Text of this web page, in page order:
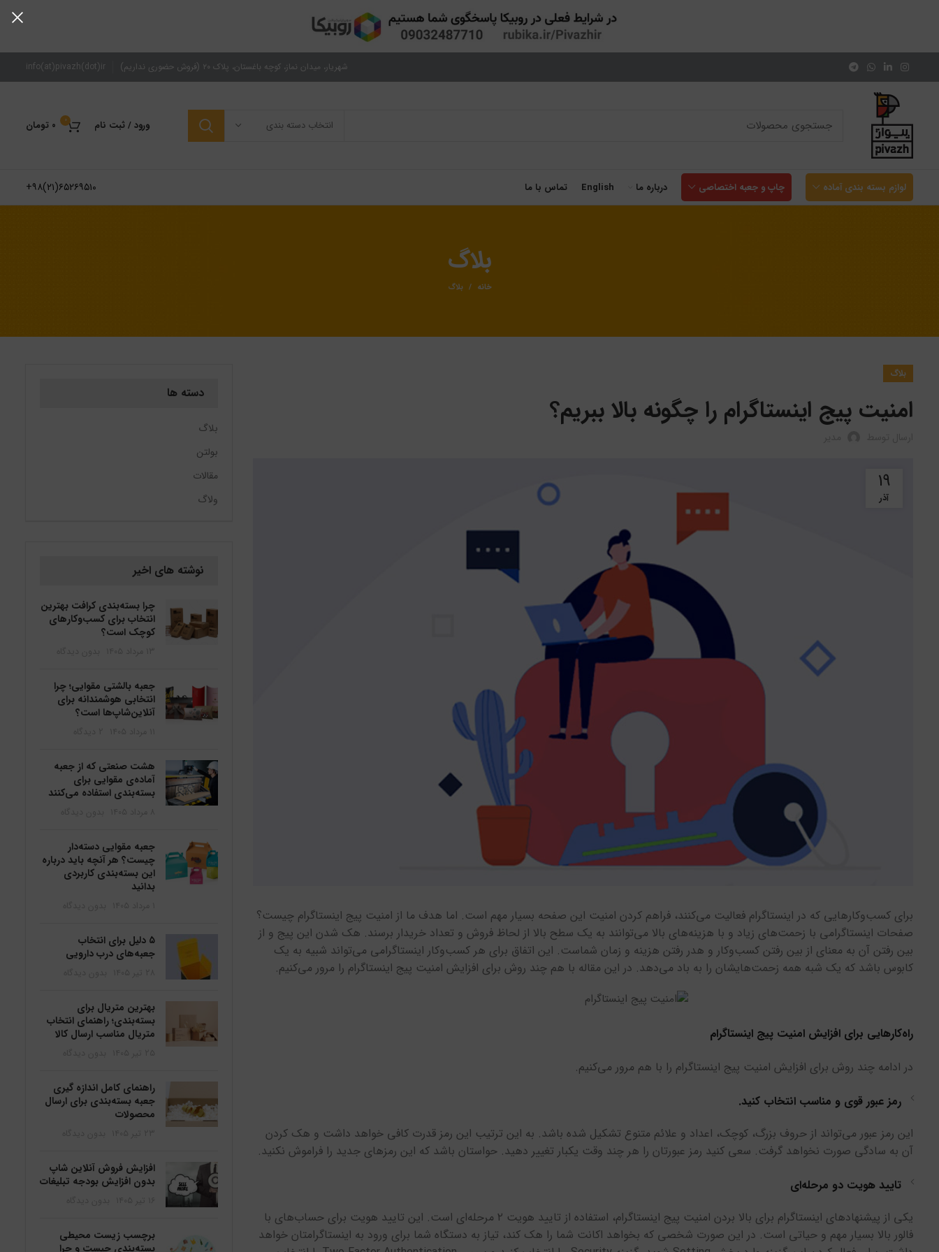
شهریار، میدان نماز، کوچه باغستان، پلاک ۲۰ (فروش حضوری نداریم) info(at)pivazh(dot)ir
انتخاب دسته بندی ورود / ثبت نام 0 ۰ تومان
لوازم بسته بندی آماده چاپ و جعبه اختصاصی درباره ما English تماس با ما ۶۵۲۶۹۵۱۰(۲۱)۹۸+
بلاگ
خانه بلاگ
بلاگ
امنیت پیج اینستاگرام را چگونه بالا ببریم؟
۱۹
آذر
برای کسب‌وکارهایی که در اینستاگرام فعالیت می‌کنند، فراهم کردن امنیت این صفحه بسیار مهم است. اما هدف ما از امنیت پیج اینستاگرام چیست؟
صفحات اینستاگرامی با زحمت‌های زیاد و با هزینه‌های بالا می‌توانند به یک سطح بالا از لحاظ فروش و تعداد خریدار برسند. هک شدن این پیج و از
بین رفتن آن به معنای از بین رفتن کسب‌وکار و هدر رفتن هزینه و زمان شماست. این اتفاق برای هر کسب‌وکار اینستاگرامی می‌تواند شبیه به یک
کابوس باشد که یک شبه همه زحمت‌هایشان را به باد می‌دهد. در این مقاله با هم چند روش برای افزایش امنیت پیج اینستاگرام را مرور می‌کنیم.
راه‌کارهایی برای افزایش امنیت پیج اینستاگرام
در ادامه چند روش برای افزایش امنیت پیج اینستاگرام را با هم مرور می‌کنیم.
رمز عبور قوی و مناسب انتخاب کنید.
این رمز عبور می‌تواند از حروف بزرگ، کوچک، اعداد و علائم متنوع تشکیل شده باشد. به این ترتیب این رمز قدرت کافی خواهد داشت و هک کردن
آن به سادگی صورت نخواهد گرفت. سعی کنید رمز عبورتان را هر چند وقت یکبار تغییر دهید. حواستان باشد که این رمزهای جدید را فراموش نکنید.
تایید هویت دو مرحله‌ای
یکی از پیشنهادهای اینستاگرام برای بالا بردن امنیت پیج اینستاگرام، استفاده از تایید هویت ۲ مرحله‌ای است. این تایید هویت برای حساب‌های با
فالور بالا بسیار مهم و حیاتی است. در این صورت شخصی که بخواهد اکانت شما را هک کند، تیاز به دستگاه شما برای ورود به اینستاگرامتان خواهد
دسته ها
بلاگ
بولتن
مقالات
ولاگ
نوشته های اخیر
چرا بسته‌بندی کرافت بهترین
انتخاب برای کسب‌وکارهای
کوچک است؟
جعبه بالشتی مقوایی؛ چرا
انتخابی هوشمندانه برای
آنلاین‌شاپ‌ها است؟
هشت صنعتی که از جعبه
آماده‌ی مقوایی برای
بسته‌بندی استفاده می‌کنند
جعبه مقوایی دسته‌دار
چیست؟ هر آنچه باید درباره
این بسته‌بندی کاربردی
بدانید
۵ دلیل برای انتخاب
جعبه‌های درب دارویی
بهترین متریال برای
بسته‌بندی؛ راهنمای انتخاب
متریال مناسب ارسال کالا
راهنمای کامل اندازه گیری
جعبه بسته‌بندی برای ارسال
محصولات
افزایش فروش آنلاین شاپ
بدون افزایش بودجه تبلیغات
برچسب زیست محیطی
بسته‌بندی چیست و چرا